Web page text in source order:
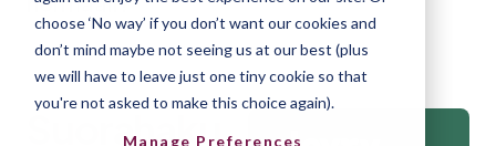
choose ‘No way’ if you don’t want our cookies and
don’t mind maybe not seeing us at our best (plus
we will have to leave just one tiny cookie so that
you're not asked to make this choice again).
Manage Preferences
Suorahaku